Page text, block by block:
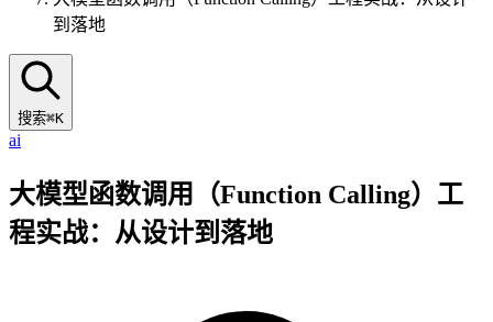
到落地
搜索⌘K
ai
大模型函数调用（Function Calling）工
程实战：从设计到落地